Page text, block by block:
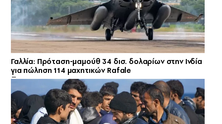
Γαλλία: Πρόταση-μαμούθ 34 δισ. δολαρίων στην Ινδία
για πώληση 114 μαχητικών Rafale